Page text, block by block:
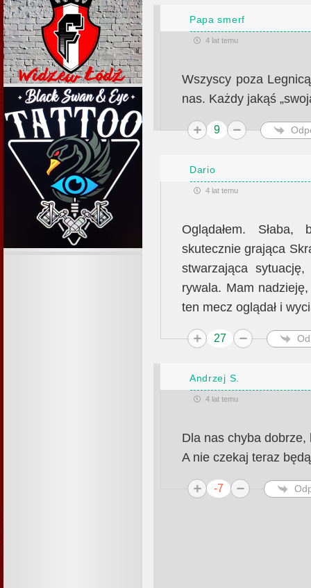
Papa smerf
4 lat temu
Wszyscy poza
nas. Każdy jakąś
9
Dario
4 lat temu
Oglądałem.
skutecznie grająca
stwarzająca
rywala. Mam
ten mecz oglądał i
27
Andrzej S.
4 lat temu
Dla nas chyba
A nie czekaj teraz
-7